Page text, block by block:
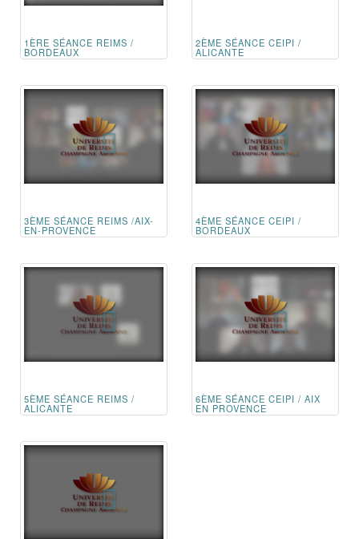
1ÈRE SÉANCE REIMS /
BORDEAUX
2ÈME SÉANCE CEIPI /
ALICANTE
3ÈME SÉANCE REIMS /AIX-
EN-PROVENCE
4ÈME SÉANCE CEIPI /
BORDEAUX
5ÈME SÉANCE REIMS /
ALICANTE
6ÈME SÉANCE CEIPI / AIX
EN PROVENCE